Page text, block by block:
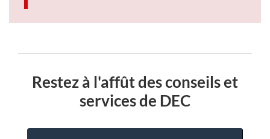
Restez à l'affût des conseils et
services de DEC